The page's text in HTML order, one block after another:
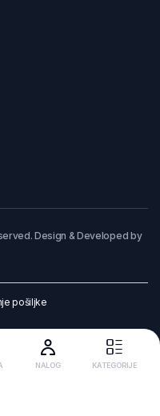
Design & Developed by
pošiljke
NALOG KATEGORIJE